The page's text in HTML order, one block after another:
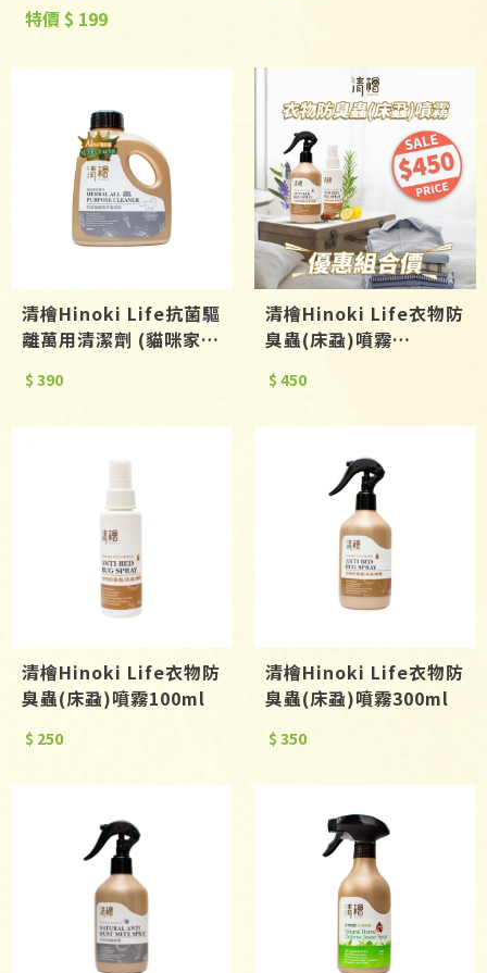
特價 $ 199
清檜Hinoki Life抗菌驅
離萬用清潔劑 (貓咪家庭
$ 390
清檜Hinoki Life衣物防
臭蟲(床蝨)噴霧
$ 450
清檜Hinoki Life衣物防
臭蟲(床蝨)噴霧100ml
$ 250
清檜Hinoki Life衣物防
臭蟲(床蝨)噴霧300ml
$ 350